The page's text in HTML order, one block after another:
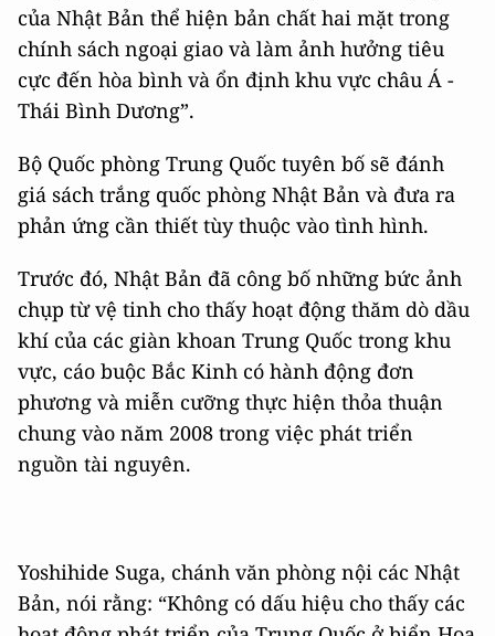
của Nhật Bản thể hiện bản chất hai mặt trong
chính sách ngoại giao và làm ảnh hưởng tiêu
cực đến hòa bình và ổn định khu vực châu Á -
Thái Bình Dương”.
Bộ Quốc phòng Trung Quốc tuyên bố sẽ đánh
giá sách trắng quốc phòng Nhật Bản và đưa ra
phản ứng cần thiết tùy thuộc vào tình hình.
Trước đó, Nhật Bản đã công bố những bức ảnh
chụp từ vệ tinh cho thấy hoạt động thăm dò dầu
khí của các giàn khoan Trung Quốc trong khu
vực, cáo buộc Bắc Kinh có hành động đơn
phương và miễn cưỡng thực hiện thỏa thuận
chung vào năm 2008 trong việc phát triển
nguồn tài nguyên.
Yoshihide Suga, chánh văn phòng nội các Nhật
Bản, nói rằng: “Không có dấu hiệu cho thấy các